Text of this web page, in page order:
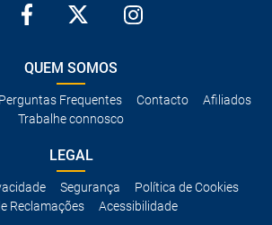
QUEM SOMOS
Perguntas Frequentes Contacto
Afiliados
Trabalhe connosco
LEGAL
Segurança
Política de Cookies
Reclamações
Acessibilidade